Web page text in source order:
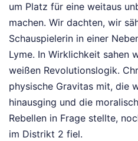
um Platz für eine weitaus
machen. Wir dachten, wir
Schauspielerin in einer
Lyme. In Wirklichkeit sahen
weißen Revolutionslogik.
physische Gravitas mit, die
hinausging und die
Rebellen in Frage stellte,
im Distrikt 2 fiel.